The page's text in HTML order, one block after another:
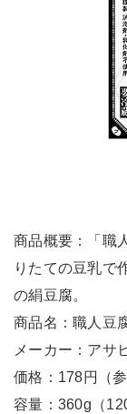
商品概要：「職
りたての豆乳で
の絹豆腐。
商品名：職人豆
メーカー：アサ
価格：178円（
容量：360g（